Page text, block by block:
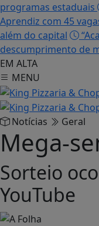
programas estaduais
Aprendiz com 45
além do capital
descumprimento de
EM ALTA
MENU
Notícias Geral
Mega-
Sorteio
YouTube